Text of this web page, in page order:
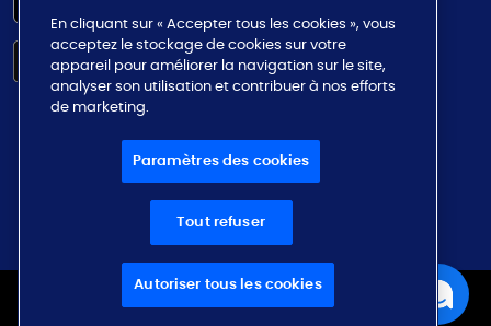
En cliquant sur « Accepter tous les cookies », vous
acceptez le stockage de cookies sur votre
appareil pour améliorer la navigation sur le site,
analyser son utilisation et contribuer à nos efforts
de marketing.
Paramètres des cookies
Tout refuser
Autoriser tous les cookies